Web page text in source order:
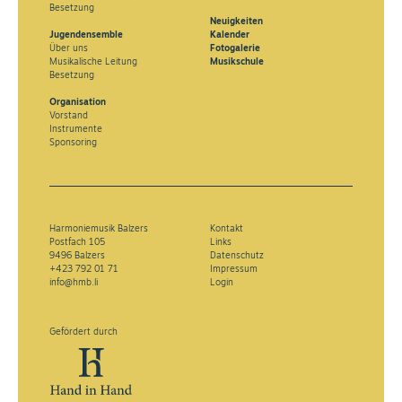
Besetzung
Jugendensemble
Über uns
Musikalische Leitung
Besetzung
Organisation
Vorstand
Instrumente
Sponsoring
Neuigkeiten
Kalender
Fotogalerie
Musikschule
Harmoniemusik Balzers
Postfach 105
9496 Balzers
+423 792 01 71
info@hmb.li
Kontakt
Links
Datenschutz
Impressum
Login
Gefördert durch